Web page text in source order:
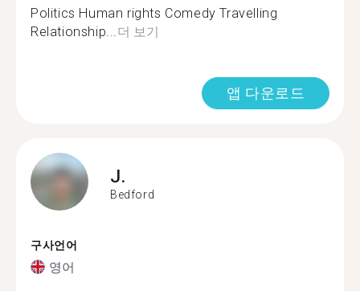
Politics Human rights Comedy Travelling
Relationship...더 보기
앱 다운로드
J.
Bedford
구사언어
영어